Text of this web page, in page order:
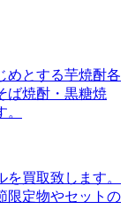
めとする芋焼酎各
ば焼酎・黒糖焼
買取致します。
限定物やセットの